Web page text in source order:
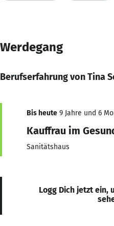
Werdegang
Berufserfahrung von Tina
Bis heute 9 Jahre und 6
Kauffrau im
Sanitätshaus
Logg Dich jetzt ein,